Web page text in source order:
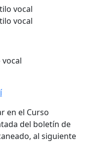
vocal
vocal
vocal
en el Curso
del boletín de
al siguiente